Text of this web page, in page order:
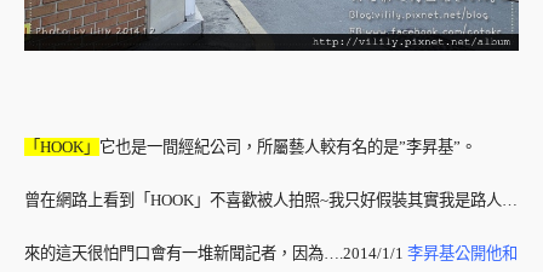
「HOOK」 它也是一間經紀公司，所屬藝人較有名的是”李昇基”。
曾在網路上看到「HOOK」不喜歡被人拍照~我只好假裝其實我是路人…
來的這天很怕門口會有一堆新聞記者，因為….2014/1/1 李昇基公開他和